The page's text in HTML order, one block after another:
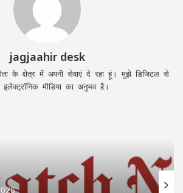
jagjaahir desk
के क्षेत्र में अपनी सेवाएं दे रहा हूं। मुझे डिजिटल से
मीडिया का अनुभव है।